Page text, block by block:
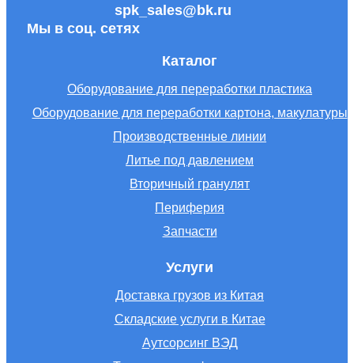
spk_sales@bk.ru
Мы в соц. сетях
Каталог
Оборудование для переработки пластика
Оборудование для переработки картона, макулатуры
Производственные линии
Литье под давлением
Вторичный гранулят
Периферия
Запчасти
Услуги
Доставка грузов из Китая
Складские услуги в Китае
Аутсорсинг ВЭД